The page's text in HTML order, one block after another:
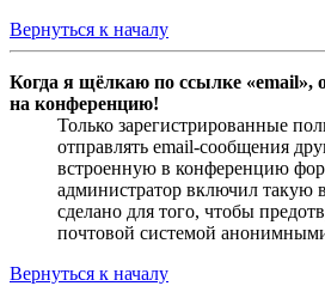
Вернуться к началу
Когда я щёлкаю по ссылке «email»,
на конференцию!
Только зарегистрированные
отправлять email-сообщения
встроенную в конференцию
администратор включил такую
сделано для того, чтобы
почтовой системой
Вернуться к началу